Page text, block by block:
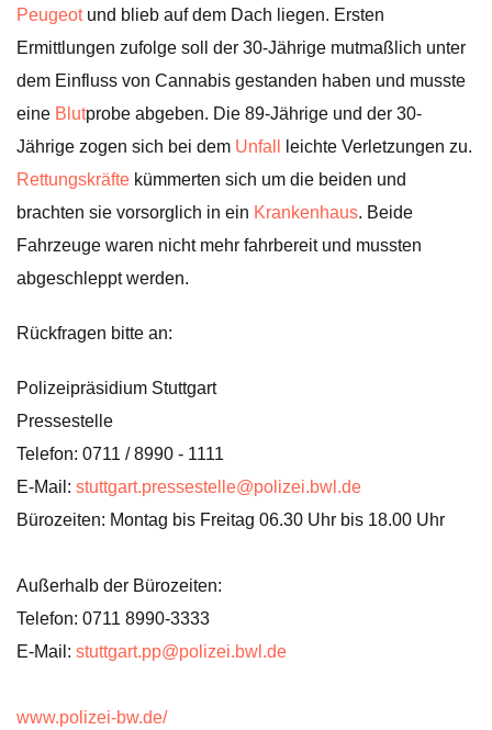
Peugeotund blieb auf dem Dach liegen. Ersten
Ermittlungen zufolge soll der 30-Jährige mutmaßlich unter
dem Einfluss von Cannabis gestanden haben und musste
eine Blutprobe abgeben. Die 89-Jährige und der 30-
Jährige zogen sich bei dem Unfall
leichte Verletzungen zu.
Rettungskräfte kümmerten sich um die beiden und
brachten sie vorsorglich in ein Krankenhaus. Beide
Fahrzeuge waren nicht mehr fahrbereit und mussten
abgeschleppt werden.
Rückfragen bitte an:
Polizeipräsidium Stuttgart
Pressestelle
Telefon: 0711 / 8990 - 1111
E-Mail: stuttgart.pressestelle@polizei.bwl.de
Bürozeiten: Montag bis Freitag 06.30 Uhr bis 18.00 Uhr
Außerhalb der Bürozeiten:
Telefon: 0711 8990-3333
E-Mail: stuttgart.pp@polizei.bwl.de
www.polizei-bw.de/